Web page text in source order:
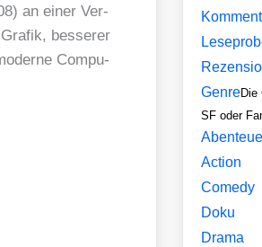
an einer Ver­
bes­se­rer
Com­pu­
GenreDie
SF oder
Action
Comedy
Doku
Drama